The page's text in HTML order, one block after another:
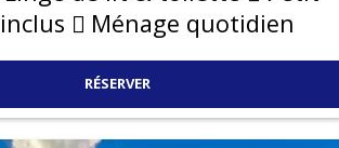
Ménage quotidien
RÉSERVER